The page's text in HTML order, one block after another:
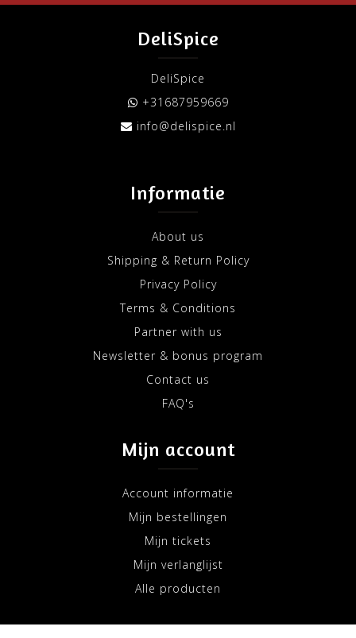
DeliSpice
DeliSpice
+31687959669
info@delispice.nl
Informatie
About us
Shipping & Return Policy
Privacy Policy
Terms & Conditions
Partner with us
Newsletter & bonus program
Contact us
FAQ's
Mijn account
Account informatie
Mijn bestellingen
Mijn tickets
Mijn verlanglijst
Alle producten